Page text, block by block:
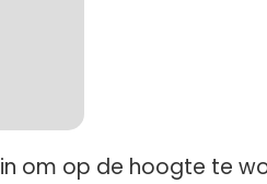
om op de hoogte te